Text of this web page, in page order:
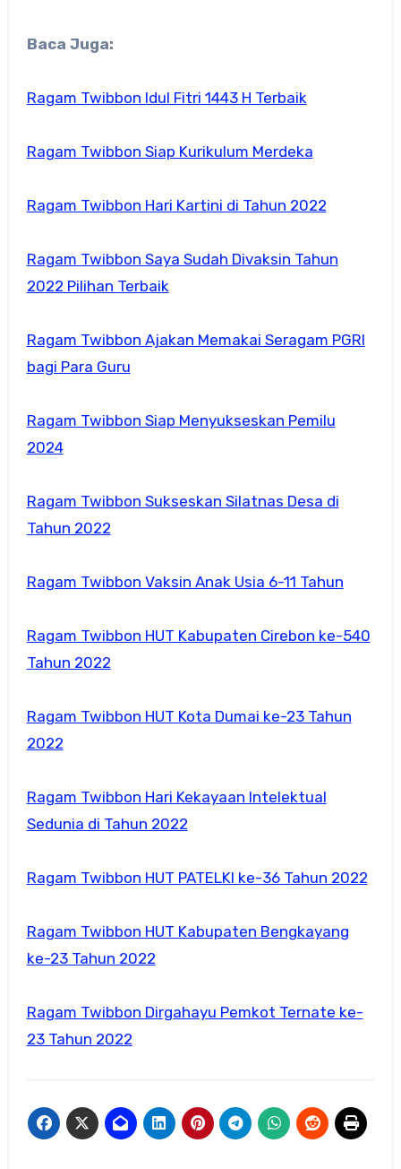
Baca Juga:
Ragam Twibbon Idul Fitri 1443 H Terbaik
Ragam Twibbon Siap Kurikulum Merdeka
Ragam Twibbon Hari Kartini di Tahun 2022
Ragam Twibbon Saya Sudah Divaksin Tahun
2022 Pilihan Terbaik
Ragam Twibbon Ajakan Memakai Seragam PGRI
bagi Para Guru
Ragam Twibbon Siap Menyukseskan Pemilu
2024
Ragam Twibbon Sukseskan Silatnas Desa di
Tahun 2022
Ragam Twibbon Vaksin Anak Usia 6-11 Tahun
Ragam Twibbon HUT Kabupaten Cirebon ke-540
Tahun 2022
Ragam Twibbon HUT Kota Dumai ke-23 Tahun
2022
Ragam Twibbon Hari Kekayaan Intelektual
Sedunia di Tahun 2022
Ragam Twibbon HUT PATELKI ke-36 Tahun 2022
Ragam Twibbon HUT Kabupaten Bengkayang
ke-23 Tahun 2022
Ragam Twibbon Dirgahayu Pemkot Ternate ke-
23 Tahun 2022